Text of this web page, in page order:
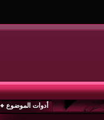
أدوات الموضوع